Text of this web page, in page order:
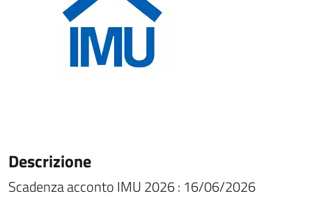
Descrizione
Scadenza acconto IMU 2026 : 16/06/2026